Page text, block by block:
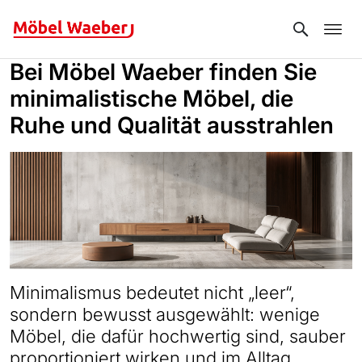
Search
Bei Möbel Waeber finden Sie
minimalistische Möbel, die
Ruhe und Qualität ausstrahlen
Minimalismus bedeutet nicht „leer“,
sondern bewusst ausgewählt: wenige
Möbel, die dafür hochwertig sind, sauber